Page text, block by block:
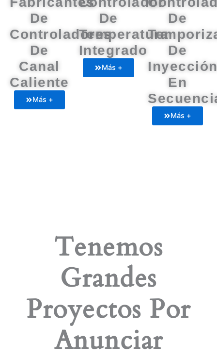
De
Controladores
De
Canal
Caliente
Más +
De
Temperatura
Integrado
Más +
De
De
En
Más +
Tenemos
Grandes
Proyectos Por
Anunciar